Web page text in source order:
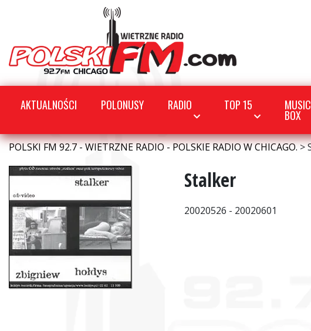
AKTUALNOŚCI POLONUSY RADIO TOP 15 MUSIC
BOX
POLSKI FM 92.7 - WIETRZNE RADIO - POLSKIE RADIO W CHICAGO.>
Stalker
20020526 - 20020601